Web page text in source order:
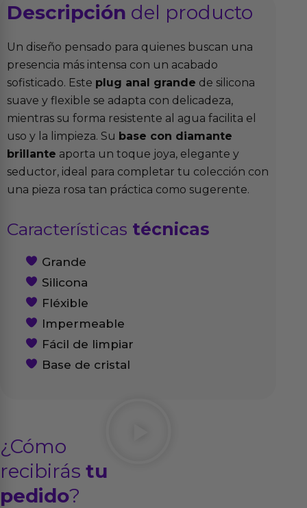
Descripción del producto
Un diseño pensado para quienes buscan una
presencia más intensa con un acabado
sofisticado. Este plug anal grande de silicona
suave y flexible se adapta con delicadeza,
mientras su forma resistente al agua facilita el
uso y la limpieza. Su base con diamante
brillante aporta un toque joya, elegante y
seductor, ideal para completar tu colección con
una pieza rosa tan práctica como sugerente.
Características técnicas
Grande
Silicona
Fléxible
Impermeable
Fácil de limpiar
Base de cristal
¿Cómo
recibirás tu
pedido?